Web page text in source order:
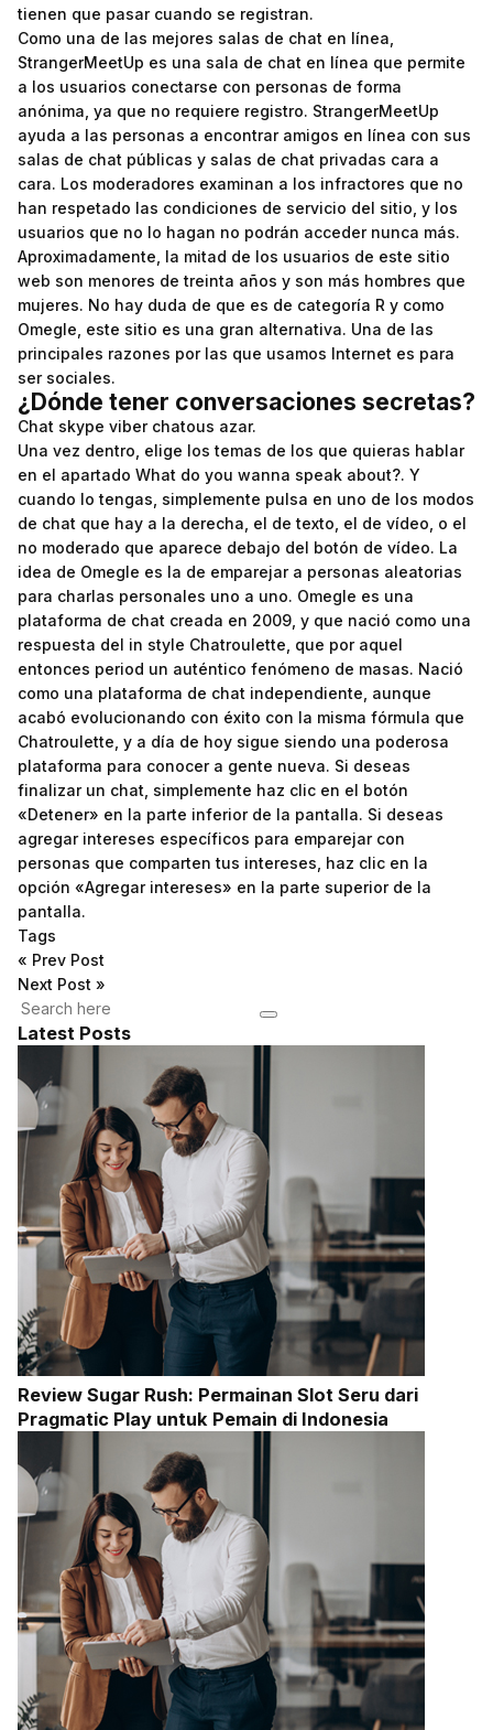
tienen que pasar cuando se registran.
Como una de las mejores salas de chat en línea,
StrangerMeetUp es una sala de chat en línea que permite
a los usuarios conectarse con personas de forma
anónima, ya que no requiere registro. StrangerMeetUp
ayuda a las personas a encontrar amigos en línea con sus
salas de chat públicas y salas de chat privadas cara a
cara. Los moderadores examinan a los infractores que no
han respetado las condiciones de servicio del sitio, y los
usuarios que no lo hagan no podrán acceder nunca más.
Aproximadamente, la mitad de los usuarios de este sitio
web son menores de treinta años y son más hombres que
mujeres. No hay duda de que es de categoría R y como
Omegle, este sitio es una gran alternativa. Una de las
principales razones por las que usamos Internet es para
ser sociales.
¿Dónde tener conversaciones secretas?
Chat skype viber chatous azar.
Una vez dentro, elige los temas de los que quieras hablar
en el apartado What do you wanna speak about?. Y
cuando lo tengas, simplemente pulsa en uno de los modos
de chat que hay a la derecha, el de texto, el de vídeo, o el
no moderado que aparece debajo del botón de vídeo. La
idea de Omegle es la de emparejar a personas aleatorias
para charlas personales uno a uno. Omegle es una
plataforma de chat creada en 2009, y que nació como una
respuesta del in style Chatroulette, que por aquel
entonces period un auténtico fenómeno de masas. Nació
como una plataforma de chat independiente, aunque
acabó evolucionando con éxito con la misma fórmula que
Chatroulette, y a día de hoy sigue siendo una poderosa
plataforma para conocer a gente nueva. Si deseas
finalizar un chat, simplemente haz clic en el botón
«Detener» en la parte inferior de la pantalla. Si deseas
agregar intereses específicos para emparejar con
personas que comparten tus intereses, haz clic en la
opción «Agregar intereses» en la parte superior de la
pantalla.
Tags
« Prev Post
Next Post »
Latest Posts
Review Sugar Rush: Permainan Slot Seru dari
Pragmatic Play untuk Pemain di Indonesia